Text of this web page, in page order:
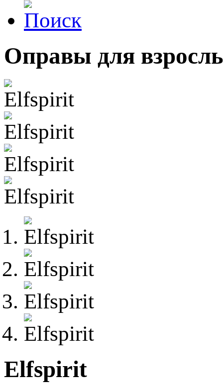
Оправы для
Elfspirit